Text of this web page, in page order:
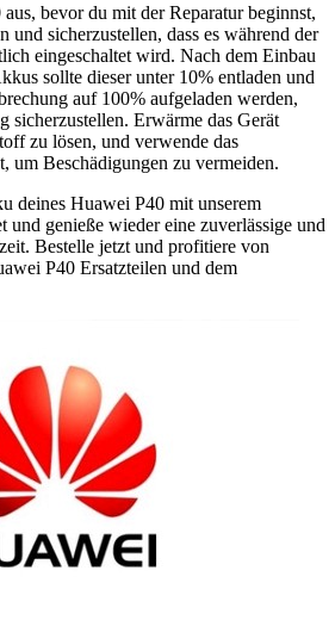
bevor du mit der Reparatur beginnst,
und sicherzustellen, dass es während der
eingeschaltet wird. Nach dem Einbau
sollte dieser unter 10% entladen und
auf 100% aufgeladen werden,
sicherzustellen. Erwärme das Gerät
zu lösen, und verwende das
um Beschädigungen zu vermeiden.
deines Huawei P40 mit unserem
und genieße wieder eine zuverlässige und
Bestelle jetzt und profitiere von
P40 Ersatzteilen und dem